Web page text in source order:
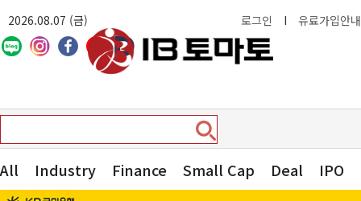
2026.08.07 (금) 로그인 I 유료가입안내
All Industry Finance Small Cap Deal IPO